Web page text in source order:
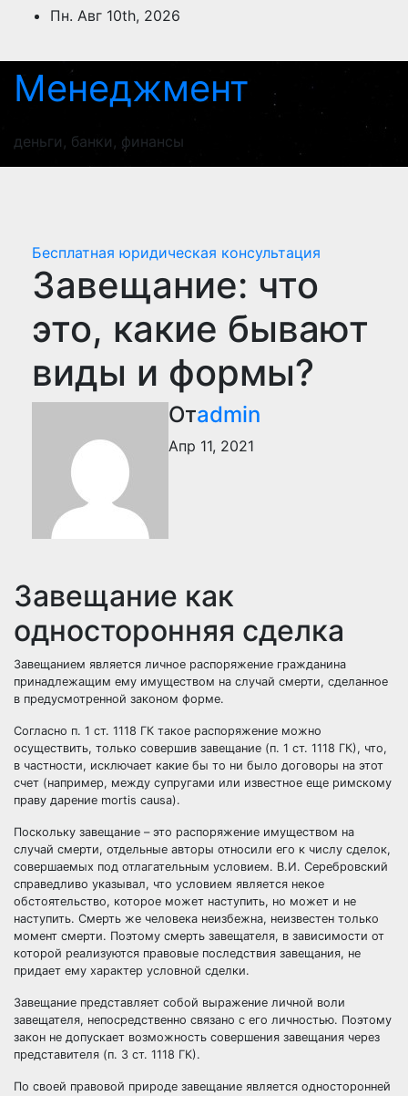
ПерейтиПн. Авг 10th, 2026
Менеджмент
деньги, банки, финансы
Бесплатная юридическая консультация
Завещание: что
это, какие бывают
виды и формы?
Отadmin
Апр 11, 2021
Завещание как
односторонняя сделка
Завещанием является личное распоряжение гражданина
принадлежащим ему имуществом на случай смерти, сделанное
в предусмотренной законом форме.
Согласно п. 1 ст. 1118 ГК такое распоряжение можно
осуществить, только совершив завещание (п. 1 ст. 1118 ГК), что,
в частности, исключает какие бы то ни было договоры на этот
счет (например, между супругами или известное еще римскому
праву дарение mortis causa).
Поскольку завещание – это распоряжение имуществом на
случай смерти, отдельные авторы относили его к числу сделок,
совершаемых под отлагательным условием. В.И. Серебровский
справедливо указывал, что условием является некое
обстоятельство, которое может наступить, но может и не
наступить. Смерть же человека неизбежна, неизвестен только
момент смерти. Поэтому смерть завещателя, в зависимости от
которой реализуются правовые последствия завещания, не
придает ему характер условной сделки.
Завещание представляет собой выражение личной воли
завещателя, непосредственно связано с его личностью. Поэтому
закон не допускает возможность совершения завещания через
представителя (п. 3 ст. 1118 ГК).
По своей правовой природе завещание является односторонней